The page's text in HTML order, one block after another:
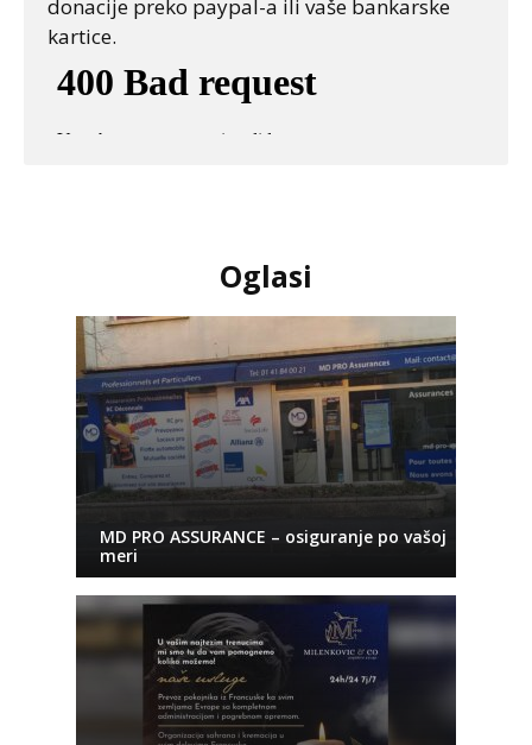
donacije preko paypal-a ili vaše bankarske
kartice.
Oglasi
MD PRO ASSURANCE – osiguranje po vašoj
meri